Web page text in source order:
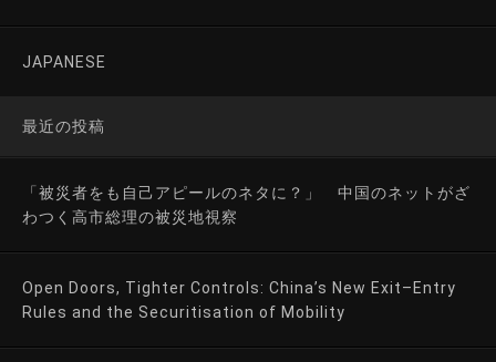
JAPANESE
最近の投稿
「被災者をも自己アピールのネタに？」 中国のネットがざ
わつく高市総理の被災地視察
Open Doors, Tighter Controls: China’s New Exit–Entry
Rules and the Securitisation of Mobility